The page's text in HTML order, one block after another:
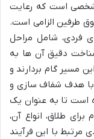
است که رعایت
طرفین الزامی است.
فردی، شامل مراحل
دقیق آن ها به
مسیر گام بردارند و
با هدف شفاف سازی و
است تا به عنوان یک
طلاق، انواع آن،
با این فرآیند